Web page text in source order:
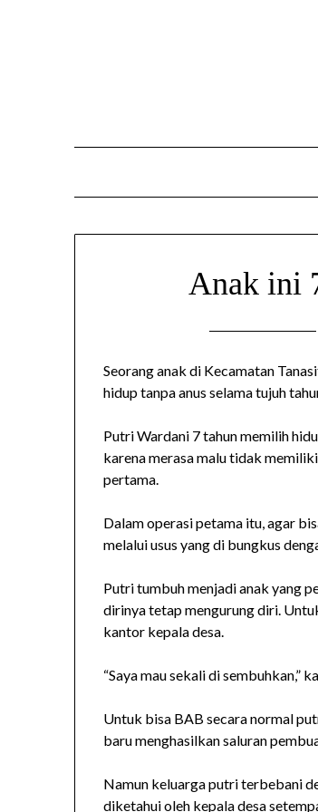
Anak ini
Seorang anak di Kecamatan
hidup tanpa anus selama tujuh
Putri Wardani 7 tahun memilih
karena merasa malu tidak
pertama.
Dalam operasi petama itu, agar
melalui usus yang di bungkus
Putri tumbuh menjadi anak yang
dirinya tetap mengurung diri.
kantor kepala desa.
“Saya mau sekali di
Untuk bisa BAB secara normal
baru menghasilkan saluran
Namun keluarga putri terbebani
diketahui oleh kepala desa